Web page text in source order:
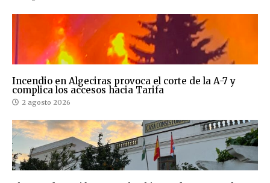
Incendio en Algeciras provoca el corte de la A-7 y
complica los accesos hacia Tarifa
2 agosto 2026